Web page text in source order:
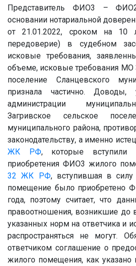
Представитель ФИО3 –
основании нотариальной
от 21.01.2022, сроком на 10
передоверие) в судебном
исковые требования,
объеме, исковые требования МО
поселение Сланцевского
признала частично.
администрации
Загривское сельское
муниципального района,
законодательству, а именно
ЖК РФ, которые вступили
приобретения ФИО3 жилого
32 ЖК РФ, вступившая в
помещение было приобретено
года, поэтому считает, что
правоотношения, возникшие до
указанных норм на ответчика и
распространяться не могут.
ответчиком соглашение о
жилого помещения, как